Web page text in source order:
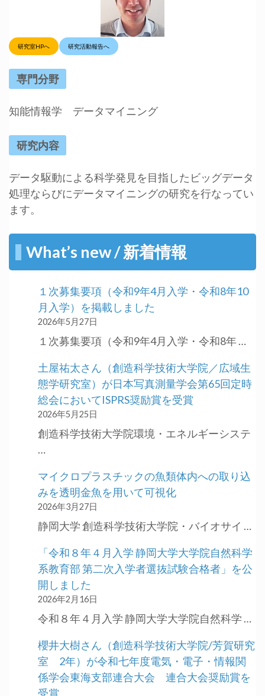
研究室HPへ 研究活動報告へ
専門分野
知能情報学 データマイニング
研究内容
データ駆動による科学発見を目指したビッグデータ
処理ならびにデータマイニングの研究を行なってい
ます。
What’s new / 新着情報
１次募集要項（令和9年4月入学・令和8年10
月入学）を掲載しました
2026年5月27日
１次募集要項（令和9年4月入学・令和8年 …
土屋祐太さん（創造科学技術大学院／広域生
態学研究室）が日本写真測量学会第65回定時
総会においてISPRS奨励賞を受賞
2026年5月25日
創造科学技術大学院環境・エネルギーシステ
…
マイクロプラスチックの魚類体内への取り込
みを透明金魚を用いて可視化
2026年3月27日
静岡大学 創造科学技術大学院・バイオサイ …
「令和８年４月入学 静岡大学大学院自然科学
系教育部 第二次入学者選抜試験合格者」を公
開しました
2026年2月16日
令和８年４月入学 静岡大学大学院自然科学 …
櫻井大樹さん（創造科学技術大学院/芳賀研究
室 2年）が令和七年度電気・電子・情報関
係学会東海支部連合大会 連合大会奨励賞を
受賞